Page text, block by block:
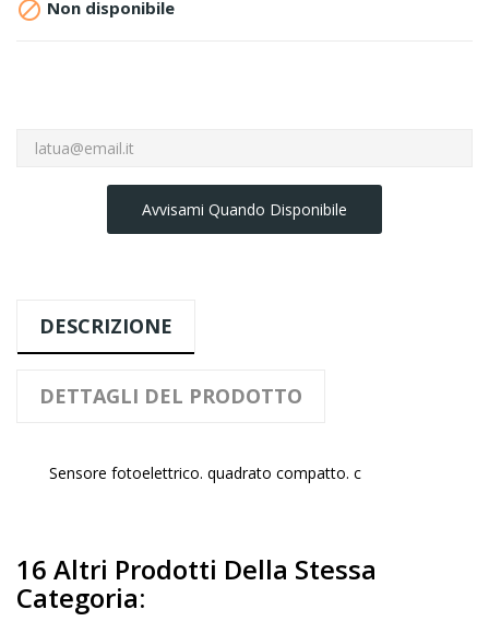
 Non disponibile
Avvisami Quando Disponibile
DESCRIZIONE
DETTAGLI DEL PRODOTTO
Sensore fotoelettrico. quadrato compatto. c
16 Altri Prodotti Della Stessa
Categoria: